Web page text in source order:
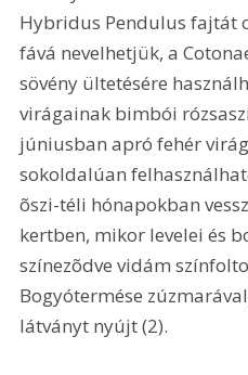
Hybridus Pendulus fajtát
fává nevelhetjük, a
sövény ültetésére
virágainak bimbói
júniusban apró fehér
sokoldalúan
õszi-téli hónapokban
kertben, mikor levelei és
színezõdve vidám
Bogyótermése
látványt nyújt (2).